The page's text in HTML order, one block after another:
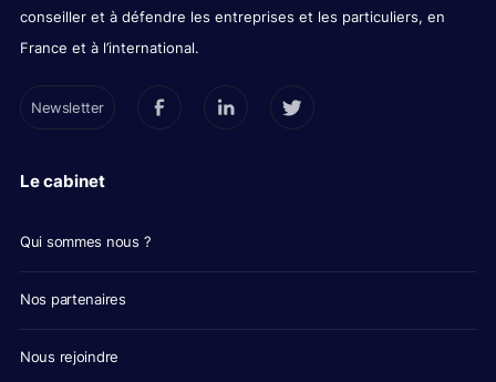
conseiller et à défendre les entreprises et les particuliers, en
France et à l’international.
Newsletter
Le cabinet
Qui sommes nous ?
Nos partenaires
Nous rejoindre